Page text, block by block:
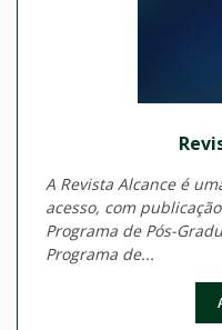
A Revista Alcance é
acesso, com
Programa de Pós-
Programa de...